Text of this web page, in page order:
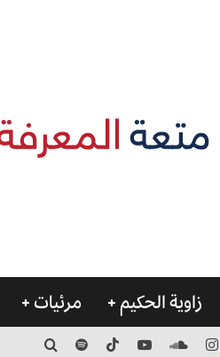
زاوية الحكيم مرئيات